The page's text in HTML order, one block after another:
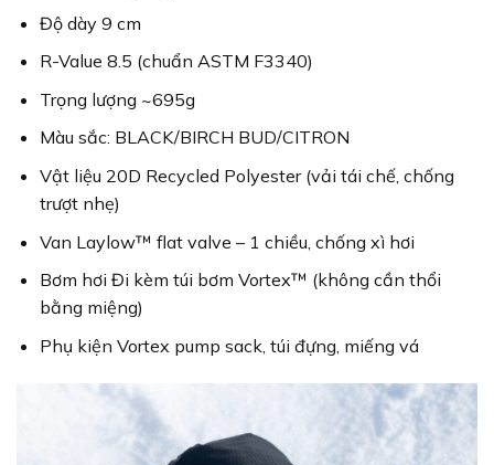
Độ dày 9 cm
R-Value 8.5 (chuẩn ASTM F3340)
Trọng lượng ~695g
Màu sắc: BLACK/BIRCH BUD/CITRON
Vật liệu 20D Recycled Polyester (vải tái chế, chống
trượt nhẹ)
Van Laylow™ flat valve – 1 chiều, chống xì hơi
Bơm hơi Đi kèm túi bơm Vortex™ (không cần thổi
bằng miệng)
Phụ kiện Vortex pump sack, túi đựng, miếng vá